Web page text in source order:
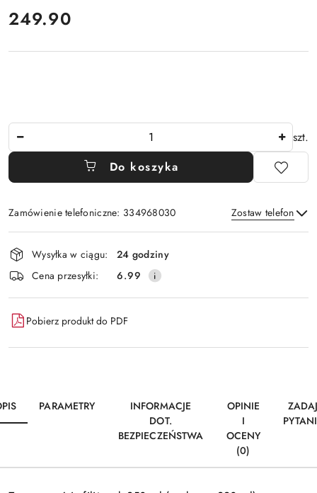
cena:
249.90
szt.
Do koszyka
Zamówienie telefoniczne: 334968030 Zostaw telefon
Wyślij
Dostępność
i
dostawa
Wysyłka w ciągu:
24 godziny
Cena przesyłki:
6.99
Pobierz produkt do PDF
PARAMETRY
INFORMACJE
DOT.
BEZPIECZEŃSTWA
OPINIE
I
OCENY
(0)